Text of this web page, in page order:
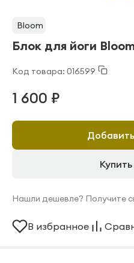
Bloom
Блок для йоги
Код товара: 016599
1 600 ₽
Нашли дешевле? Получите
В избранное